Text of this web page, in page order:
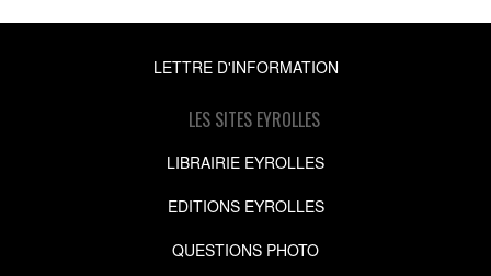
LETTRE D'INFORMATION
LES SITES EYROLLES
LIBRAIRIE EYROLLES
EDITIONS EYROLLES
QUESTIONS PHOTO